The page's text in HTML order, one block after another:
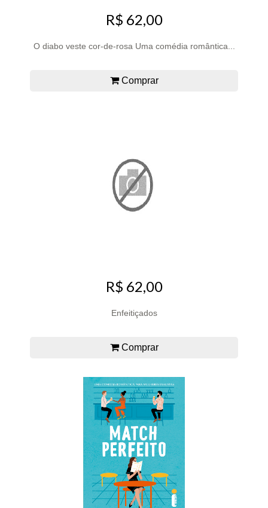
R$ 62,00
O diabo veste cor-de-rosa Uma comédia romântica...
Comprar
R$ 62,00
Enfeitiçados
Comprar